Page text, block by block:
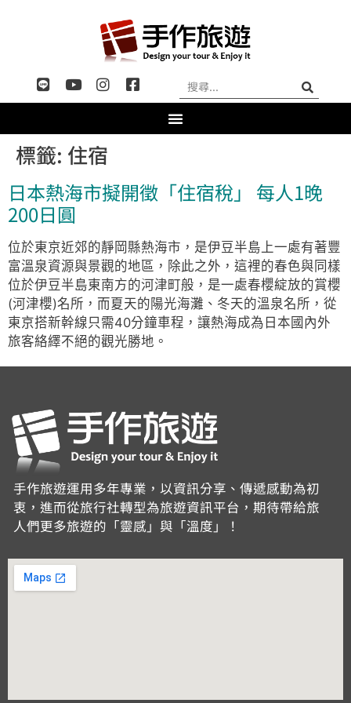
標籤: 住宿
日本熱海市擬開徵「住宿稅」 每人1晚
200日圓
位於東京近郊的靜岡縣熱海市，是伊豆半島上一處有著豐
富溫泉資源與景觀的地區，除此之外，這裡的春色與同樣
位於伊豆半島東南方的河津町般，是一處春櫻綻放的賞櫻
(河津櫻)名所，而夏天的陽光海灘、冬天的溫泉名所，從
東京搭新幹線只需40分鐘車程，讓熱海成為日本國內外
旅客絡繹不絕的觀光勝地。
手作旅遊運用多年專業，以資訊分享、傳遞感動為初
衷，進而從旅行社轉型為旅遊資訊平台，期待帶給旅
人們更多旅遊的「靈感」與「溫度」！